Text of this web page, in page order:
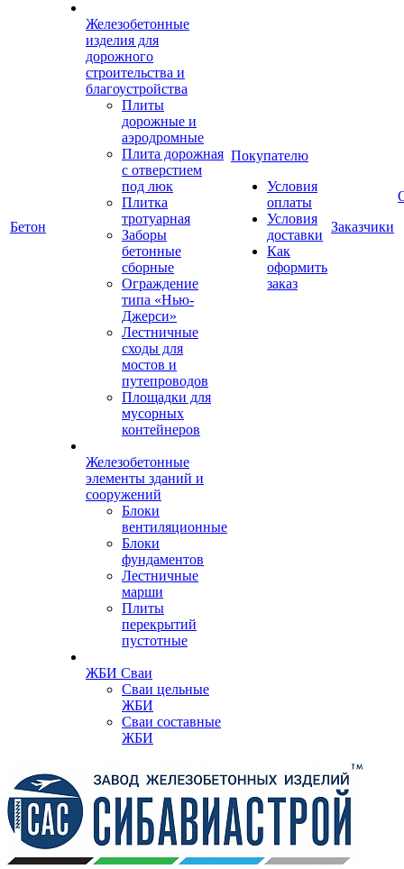
Бетон
Железобетонные
изделия для
дорожного
строительства и
благоустройства
Плиты
дорожные и
аэродромные
Плита дорожная
с отверстием
под люк
Плитка
тротуарная
Заборы
бетонные
сборные
Ограждение
типа «Нью-
Джерси»
Лестничные
сходы для
мостов и
путепроводов
Площадки для
мусорных
контейнеров
Железобетонные
элементы зданий и
сооружений
Блоки
вентиляционные
Блоки
фундаментов
Лестничные
марши
Плиты
перекрытий
пустотные
ЖБИ Сваи
Сваи цельные
ЖБИ
Сваи составные
ЖБИ
Покупателю
Условия
оплаты
Условия
доставки
Как
оформить
заказ
Заказчики